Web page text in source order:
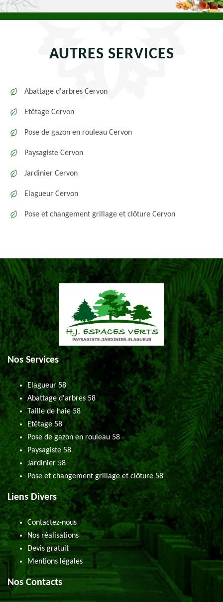
AUTRES SERVICES
Abattage d'arbres Cervon
Etêtage Cervon
Pose de gazon en rouleau Cervon
Paysagiste Cervon
Jardinier Cervon
Elagueur Cervon
Pose et changement grillage et clôture Cervon
Nos Services
Elagueur 58
Abattage d'arbres 58
Taille de haie 58
Etêtage 58
Pose de gazon en rouleau 58
Paysagiste 58
Jardinier 58
Pose et changement grillage et clôture 58
Liens Divers
Contactez-nous
Nos réalisations
Devis gratuit
Mentions légales
Nos Contacts